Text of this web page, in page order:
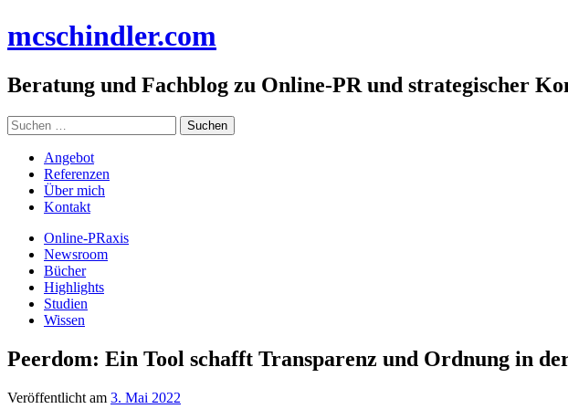
Inhalt
mcschindler.com
Beratung und Fachblog zu Online-PR und strategischer
Suchen
nach:
Angebot
Referenzen
Über mich
Kontakt
Online-PRaxis
Newsroom
Bücher
Highlights
Studien
Wissen
Peerdom: Ein Tool schafft Transparenz und Ordnung in
Veröffentlicht am 3. Mai 2022